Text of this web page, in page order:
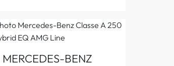
MERCEDES-BENZ